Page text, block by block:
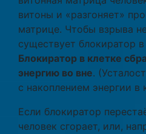
витоны и «разгоняет»
матрице. Чтобы взрыва
существует блокиратор
Блокиратор в клетке
энергию во вне.
с накоплением энергии в
Если блокиратор
человек сгорает, или,